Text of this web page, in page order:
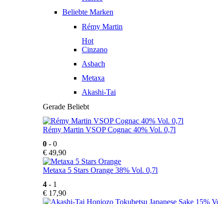
Beliebte Marken
Rémy Martin
Hot
Cinzano
Asbach
Metaxa
Akashi-Tai
Gerade Beliebt
Rémy Martin VSOP Cognac 40% Vol. 0,7l
0 - 0
€ 49,90
Metaxa 5 Stars Orange 38% Vol. 0,7l
4 - 1
€ 17,90